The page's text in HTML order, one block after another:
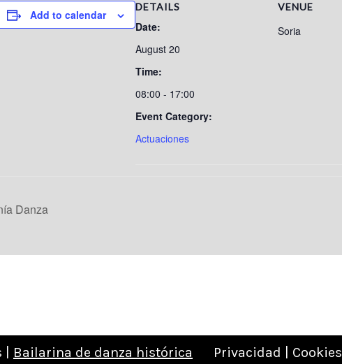
Add to calendar
DETAILS
Date:
August 20
Time:
08:00 - 17:00
Event Category:
Actuaciones
VENUE
Soria
Danza
Bailarina de danza histórica Privacidad | Cookies